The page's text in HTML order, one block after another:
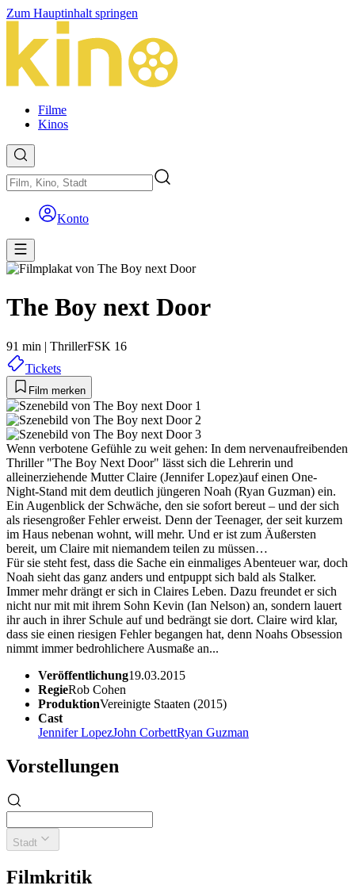
Zum Hauptinhalt springen
Filme
Kinos
Konto
The Boy next Door
91 min | ThrillerFSK 16
Tickets
Film merken
Wenn verbotene Gefühle zu weit gehen: In dem nervenaufreibenden
Thriller "The Boy Next Door" lässt sich die Lehrerin und
alleinerziehende Mutter Claire (Jennifer Lopez)auf einen One-
Night-Stand mit dem deutlich jüngeren Noah (Ryan Guzman) ein.
Ein Augenblick der Schwäche, den sie sofort bereut – und der sich
als riesengroßer Fehler erweist. Denn der Teenager, der seit kurzem
im Haus nebenan wohnt, will mehr. Und er ist zum Äußersten
bereit, um Claire mit niemandem teilen zu müssen…
Für sie steht fest, dass die Sache ein einmaliges Abenteuer war, doch
Noah sieht das ganz anders und entpuppt sich bald als Stalker.
Immer mehr drängt er sich in Claires Leben. Dazu freundet er sich
nicht nur mit mit ihrem Sohn Kevin (Ian Nelson) an, sondern lauert
ihr auch in ihrer Schule auf und bedrängt sie dort. Claire wird klar,
dass sie einen riesigen Fehler begangen hat, denn Noahs Obsession
nimmt immer bedrohlichere Ausmaße an...
Veröffentlichung19.03.2015
RegieRob Cohen
ProduktionVereinigte Staaten (2015)
Cast
Jennifer LopezJohn CorbettRyan Guzman
Vorstellungen
Stadt
Filmkritik